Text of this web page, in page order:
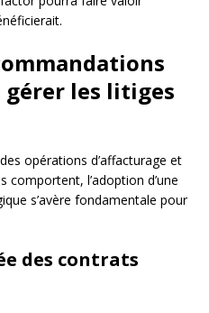
les litiges
opérations d’affacturage et
comportent, l’adoption d’une
s’avère fondamentale pour
des contrats